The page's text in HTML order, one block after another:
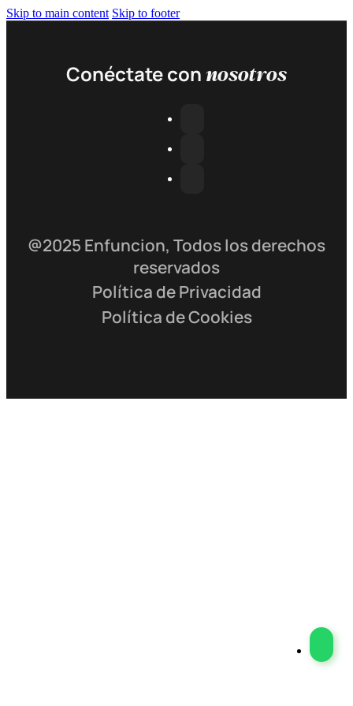
Skip to main content Skip to footer
Conéctate connosotros
@2025 Enfuncion, Todos los derechos
reservados
Política de Privacidad
Política de Cookies